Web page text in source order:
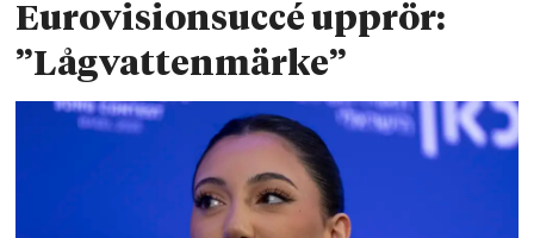
Eurovision­succé upprör:
”Lågvatten­märke”